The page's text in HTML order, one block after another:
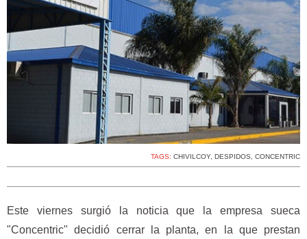
TAGS: CHIVILCOY, DESPIDOS, CONCENTRIC
Este viernes surgió la noticia que la empresa sueca
"Concentric" decidió cerrar la planta, en la que prestan